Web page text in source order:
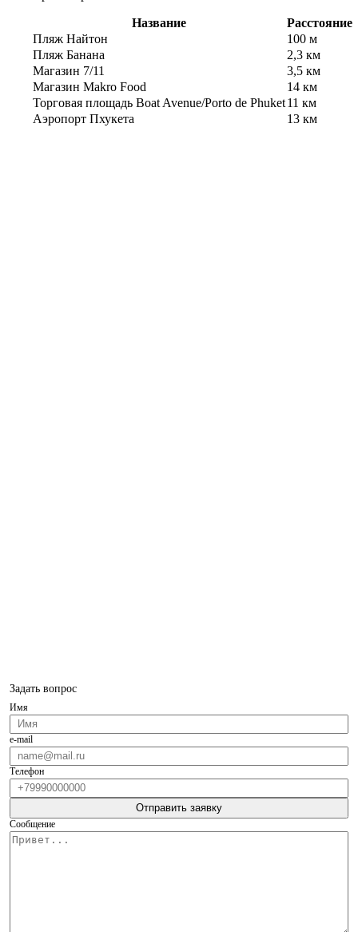
Название
Расстояние
Пляж Найтон
100 м
Пляж Банана
2,3 км
Магазин 7/11
3,5 км
Магазин Makro Food
14 км
Торговая площадь Boat Avenue/Porto de Phuket11 км
Аэропорт Пхукета
13 км
Задать вопрос
Имя
e-mail
Телефон
Сообщение